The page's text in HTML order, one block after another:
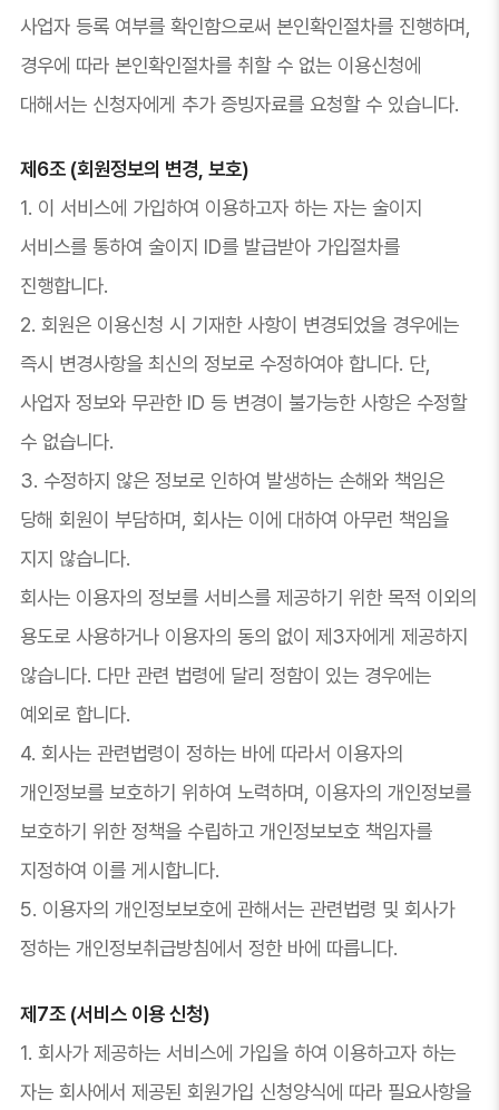
사업자 등록 여부를 확인함으로써 본인확인절차를 진행하며,
경우에 따라 본인확인절차를 취할 수 없는 이용신청에
대해서는 신청자에게 추가 증빙자료를 요청할 수 있습니다.
제6조 (회원정보의 변경, 보호)
1. 이 서비스에 가입하여 이용하고자 하는 자는 술이지
서비스를 통하여 술이지 ID를 발급받아 가입절차를
진행합니다.
2. 회원은 이용신청 시 기재한 사항이 변경되었을 경우에는
즉시 변경사항을 최신의 정보로 수정하여야 합니다. 단,
사업자 정보와 무관한 ID 등 변경이 불가능한 사항은 수정할
수 없습니다.
3. 수정하지 않은 정보로 인하여 발생하는 손해와 책임은
당해 회원이 부담하며, 회사는 이에 대하여 아무런 책임을
지지 않습니다.
회사는 이용자의 정보를 서비스를 제공하기 위한 목적 이외의
용도로 사용하거나 이용자의 동의 없이 제3자에게 제공하지
않습니다. 다만 관련 법령에 달리 정함이 있는 경우에는
예외로 합니다.
4. 회사는 관련법령이 정하는 바에 따라서 이용자의
개인정보를 보호하기 위하여 노력하며, 이용자의 개인정보를
보호하기 위한 정책을 수립하고 개인정보보호 책임자를
지정하여 이를 게시합니다.
5. 이용자의 개인정보보호에 관해서는 관련법령 및 회사가
정하는 개인정보취급방침에서 정한 바에 따릅니다.
제7조 (서비스 이용 신청)
1. 회사가 제공하는 서비스에 가입을 하여 이용하고자 하는
자는 회사에서 제공된 회원가입 신청양식에 따라 필요사항을